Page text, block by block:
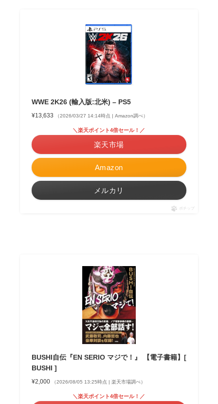
WWE 2K26 (輸入版:北米) – PS5
¥13,633 （2026/03/27 14:14時点 | Amazon調べ）
Amazon
＼楽天ポイント4倍セール！／
楽天市場
メルカリ
ポチップ
BUSHI自伝『EN SERIO マジで！』 【電子書籍】[
BUSHI ]
¥2,000 （2026/08/05 13:25時点 | 楽天市場調べ）
＼楽天ポイント4倍セール！／